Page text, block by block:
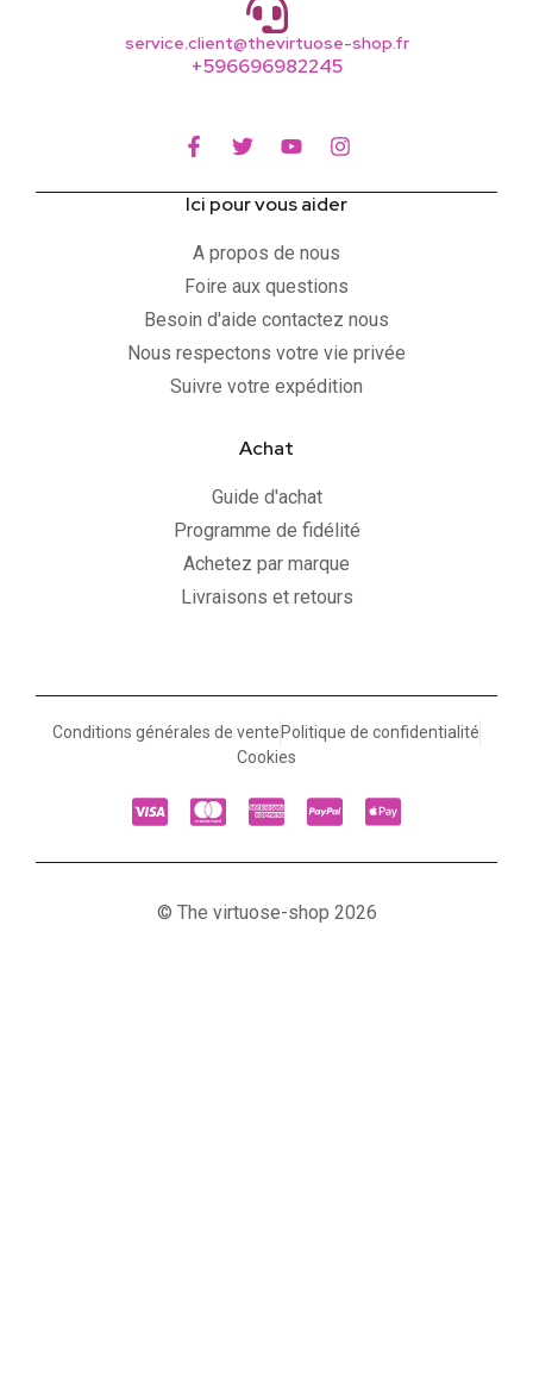
service.client@thevirtuose-shop.fr
+596696982245
Ici pour vous aider
A propos de nous
Foire aux questions
Besoin d'aide contactez nous
Nous respectons votre vie privée
Suivre votre expédition
Achat
Guide d'achat
Programme de fidélité
Achetez par marque
Livraisons et retours
Conditions générales de vente Politique de confidentialité
Cookies
© The virtuose-shop 2026